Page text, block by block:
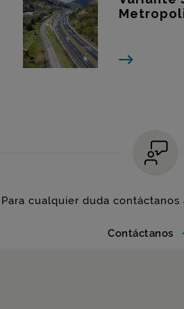
Para cualquier duda
Contáctanos